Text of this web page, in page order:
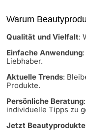
Warum
Qualität und Vielfalt:
Einfache Anwendung
Liebhaber.
Aktuelle Trends:
Produkte.
Persönliche Beratung
individuelle Tipps zu
Jetzt Beautyprodukte